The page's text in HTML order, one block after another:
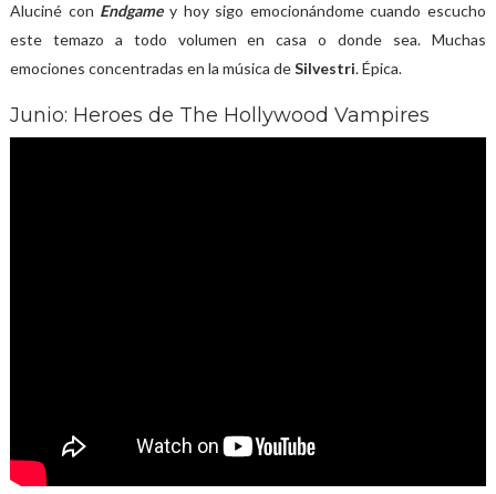
Aluciné con Endgame y hoy sigo emocionándome cuando escucho
este temazo a todo volumen en casa o donde sea. Muchas
emociones concentradas en la música deSilvestri. Épica.
Junio: Heroes de The Hollywood Vampires